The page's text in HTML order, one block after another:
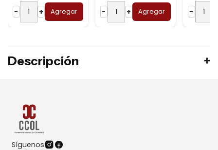
−
+ Agregar
−
+ Agregar
−
Descripción
Síguenos